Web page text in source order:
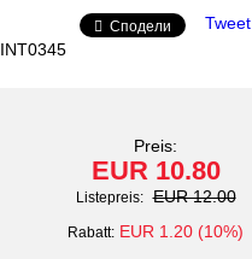
Сподели
Tweet
INT0345
Preis:
EUR 10.80
Listepreis: EUR 12.00
Rabatt: EUR 1.20 (10%)